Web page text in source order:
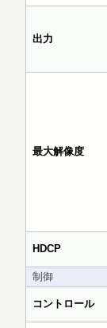
出力
最大解像度
HDCP
制御
コントロール